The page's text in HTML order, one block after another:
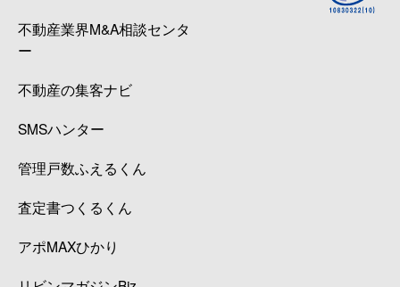
不動産業界M&A相談センタ
ー
不動産の集客ナビ
SMSハンター
管理戸数ふえるくん
査定書つくるくん
アポMAXひかり